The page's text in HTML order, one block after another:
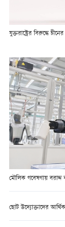
যুক্তরাষ্ট্রের বিরুদ্ধে
মৌলিক গবেষণায় বরাদ্দ
ছোট উদ্যোক্তাদের